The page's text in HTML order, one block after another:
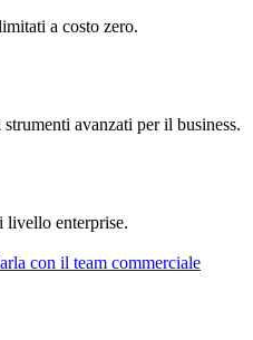
a costo zero.
avanzati per il business.
livello enterprise.
con il team commerciale